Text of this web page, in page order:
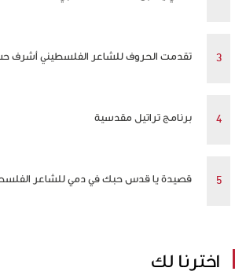
تقدمت الحروف للشاعر الفلسطيني أشرف
برنامج تراتيل مقدسية
قصيدة يا قدس حبك في دمي للشاعر
اخترنا لك